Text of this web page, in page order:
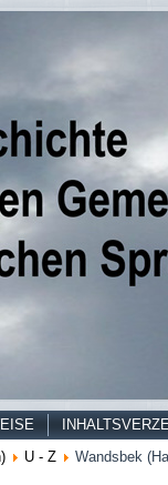
U - Z Wandsbek